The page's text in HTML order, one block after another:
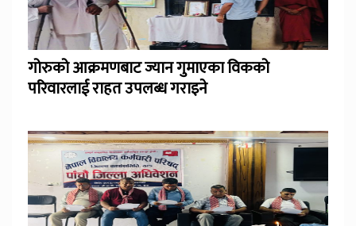
गोरुको आक्रमणबाट ज्यान गुमाएका विकको
परिवारलाई राहत उपलब्ध गराइने